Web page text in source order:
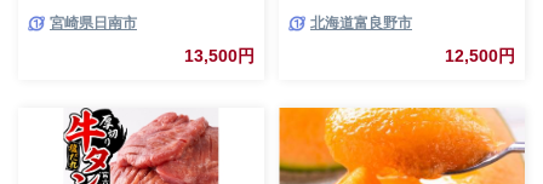
3kg お肉 豚肉 ポーク 国産 小分
け 真空パック 個包装 万能食材
おすすめ おかず 食品 炒め物 お
ぶ 焼肉 お祝い 記念日 ギフト
贈り物 贈答 プレゼント おすそ
分け 宮崎県 日南市 送料無料
_BCV1-24
宮崎県日南市
13,500円
市 (相馬農園) メロン フルーツ
果物 新鮮 甘い 贈り物 ギフト
道産 ジューシー おやつ ふらの
北海道富良野市
12,500円